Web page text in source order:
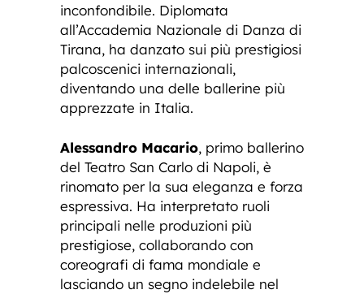
inconfondibile. Diplomata
all’Accademia Nazionale di Danza di
Tirana, ha danzato sui più prestigiosi
palcoscenici internazionali,
diventando una delle ballerine più
apprezzate in Italia.
Alessandro Macario, primo ballerino
del Teatro San Carlo di Napoli, è
rinomato per la sua eleganza e forza
espressiva. Ha interpretato ruoli
principali nelle produzioni più
prestigiose, collaborando con
coreografi di fama mondiale e
lasciando un segno indelebile nel